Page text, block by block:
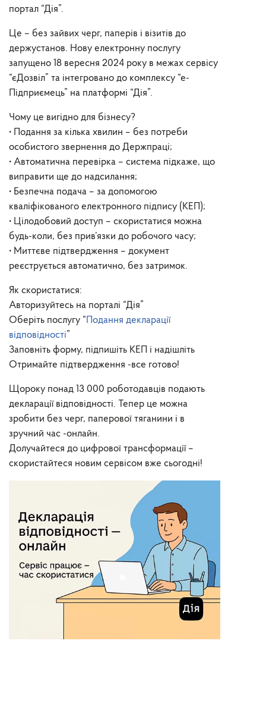
портал “Дія”.
Це – без зайвих черг, паперів і візитів до
держустанов. Нову електронну послугу
запущено 18 вересня 2024 року в межах сервісу
“єДозвіл” та інтегровано до комплексу “е-
Підприємець” на платформі “Дія”.
Чому це вигідно для бізнесу?
• Подання за кілька хвилин – без потреби
особистого звернення до Держпраці;
• Автоматична перевірка – система підкаже, що
виправити ще до надсилання;
• Безпечна подача – за допомогою
кваліфікованого електронного підпису (КЕП);
• Цілодобовий доступ – скористатися можна
будь-коли, без прив’язки до робочого часу;
• Миттєве підтвердження – документ
реєструється автоматично, без затримок.
Як скористатися:
Авторизуйтесь на порталі “Дія”
Оберіть послугу “ Подання декларації
відповідності”
Заповніть форму, підпишіть КЕП і надішліть
Отримайте підтвердження -все готово!
Щороку понад 13 000 роботодавців подають
декларації відповідності. Тепер це можна
зробити без черг, паперової тяганини і в
зручний час -онлайн.
Долучайтеся до цифрової трансформації –
скористайтеся новим сервісом вже сьогодні!